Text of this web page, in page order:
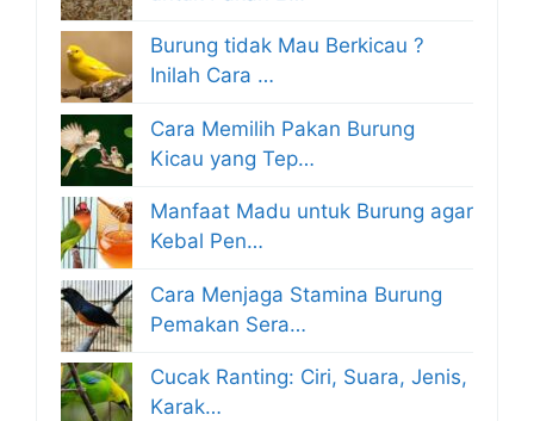
Burung tidak Mau Berkicau ?
Inilah Cara …
Cara Memilih Pakan Burung
Kicau yang Tep…
Manfaat Madu untuk Burung agar
Kebal Pen…
Cara Menjaga Stamina Burung
Pemakan Sera…
Cucak Ranting: Ciri, Suara, Jenis,
Karak…